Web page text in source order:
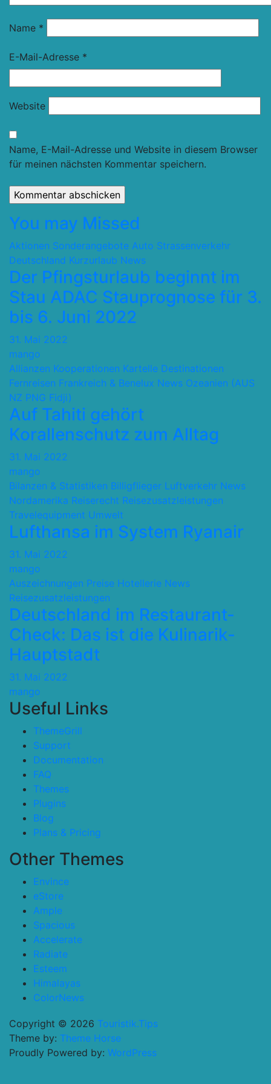
Name *
E-Mail-Adresse *
Website
Name, E-Mail-Adresse und Website in diesem Browser
für meinen nächsten Kommentar speichern.
You may Missed
Aktionen Sonderangebote Auto Strassenverkehr
Deutschland Kurzurlaub News
Der Pfingsturlaub beginnt im
Stau ADAC Stauprognose für 3.
bis 6. Juni 2022
31. Mai 2022
mango
Allianzen Kooperationen Kartelle Destinationen
Fernreisen Frankreich & Benelux News Ozeanien (AUS
NZ PNG Fidji)
Auf Tahiti gehört
Korallenschutz zum Alltag
31. Mai 2022
mango
Bilanzen & Statistiken Billigflieger Luftverkehr News
Nordamerika Reiserecht Reisezusatzleistungen
Travelequipment Umwelt
Lufthansa im System Ryanair
31. Mai 2022
mango
Auszeichnungen Preise Hotellerie News
Reisezusatzleistungen
Deutschland im Restaurant-
Check: Das ist die Kulinarik-
Hauptstadt
31. Mai 2022
mango
Useful Links
ThemeGrill
Support
Documentation
FAQ
Themes
Plugins
Blog
Plans & Pricing
Other Themes
Envince
eStore
Ample
Spacious
Accelerate
Radiate
Esteem
Himalayas
ColorNews
Copyright © 2026 Touristik.Tips
Theme by: Theme Horse
Proudly Powered by: WordPress